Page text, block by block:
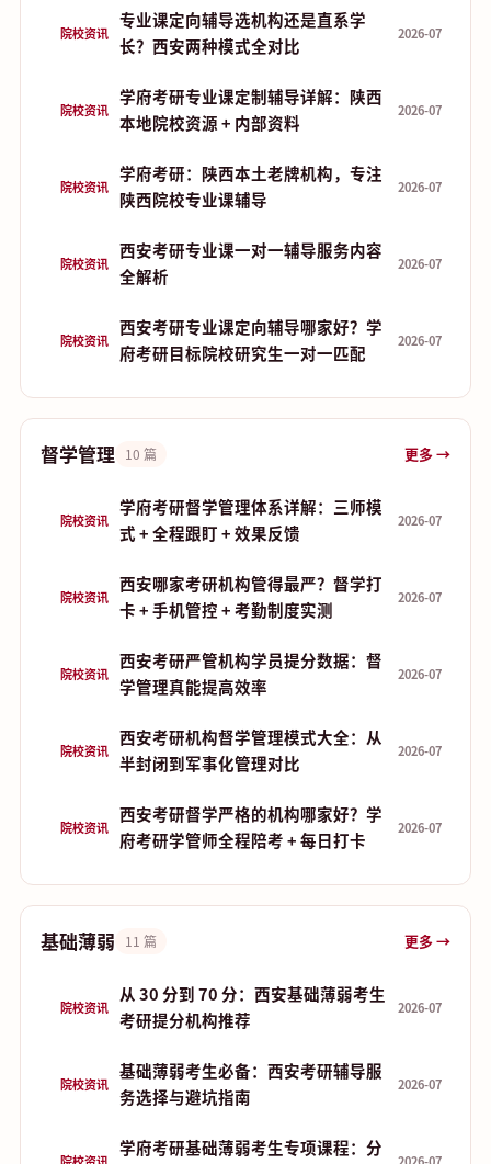
院校资讯
专业课定向辅导选机构还是直系学
长？西安两种模式全对比
2026-07
院校资讯
学府考研专业课定制辅导详解：陕西
本地院校资源 + 内部资料
2026-07
院校资讯
学府考研：陕西本土老牌机构，专注
陕西院校专业课辅导
2026-07
院校资讯
西安考研专业课一对一辅导服务内容
全解析
2026-07
院校资讯
西安考研专业课定向辅导哪家好？学
府考研目标院校研究生一对一匹配
2026-07
督学管理 10 篇 更多 →
院校资讯
学府考研督学管理体系详解：三师模
式 + 全程跟盯 + 效果反馈
2026-07
院校资讯
西安哪家考研机构管得最严？督学打
卡 + 手机管控 + 考勤制度实测
2026-07
院校资讯
西安考研严管机构学员提分数据：督
学管理真能提高效率
2026-07
院校资讯
西安考研机构督学管理模式大全：从
半封闭到军事化管理对比
2026-07
院校资讯
西安考研督学严格的机构哪家好？学
府考研学管师全程陪考 + 每日打卡
2026-07
基础薄弱 11 篇 更多 →
院校资讯
从 30 分到 70 分：西安基础薄弱考生
考研提分机构推荐
2026-07
院校资讯
基础薄弱考生必备：西安考研辅导服
务选择与避坑指南
2026-07
学府考研基础薄弱考生专项课程：分